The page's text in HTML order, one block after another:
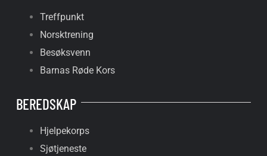
Treffpunkt
Norsktrening
Besøksvenn
Barnas Røde Kors
BEREDSKAP
Hjelpekorps
Sjøtjeneste